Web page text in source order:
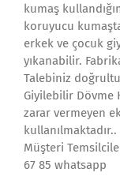
kumaş
koruyucu
erkek ve çocuk
yıkanabilir.
Talebiniz
Giyilebilir Dövme
zarar vermeyen
Müşteri
67 85 whatsapp